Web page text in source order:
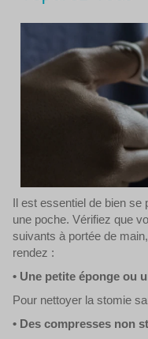
Il est essentiel de bien se
une poche. Vérifiez que
suivants à portée de
rendez :
• Une petite éponge ou
Pour nettoyer la stomie
• Des compresses non